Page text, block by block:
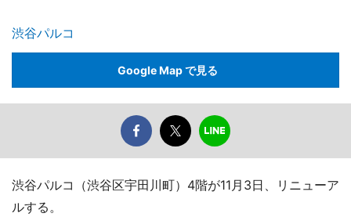
渋谷パルコ
Google Map で見る
渋谷パルコ（渋谷区宇田川町）4階が11月3日、リニューア
ルする。